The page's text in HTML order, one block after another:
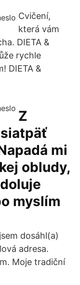
Cvičení,
která vám
DIETA &
rychle
DIETA &
Z
mi
obludy,
myslím
dosáhl(a)
adresa.
Moje tradiční